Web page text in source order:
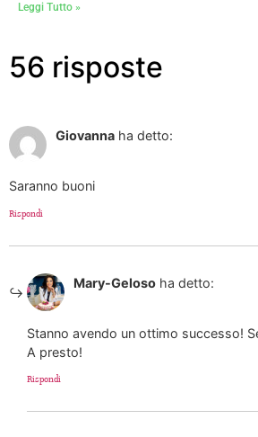
Leggi Tutto »
56 risposte
Giovanna ha detto:
Saranno buoni
Rispondi
Mary-Geloso ha detto:
Stanno avendo un ottimo successo!
A presto!
Rispondi